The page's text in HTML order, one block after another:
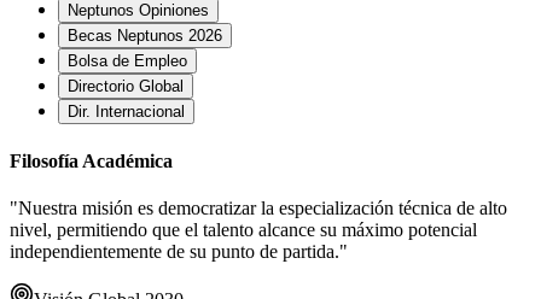
Neptunos Opiniones
Becas Neptunos 2026
Bolsa de Empleo
Directorio Global
Dir. Internacional
Filosofía Académica
"Nuestra misión es democratizar la especialización técnica de alto
nivel, permitiendo que el talento alcance su máximo potencial
independientemente de su punto de partida."